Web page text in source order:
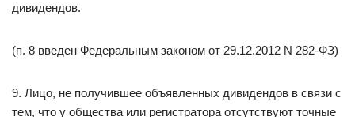
дивидендов.
(п. 8 введен Федеральным законом от 29.12.2012 N 282-ФЗ)
9. Лицо, не получившее объявленных дивидендов в связи с
тем, что у общества или регистратора отсутствуют точные